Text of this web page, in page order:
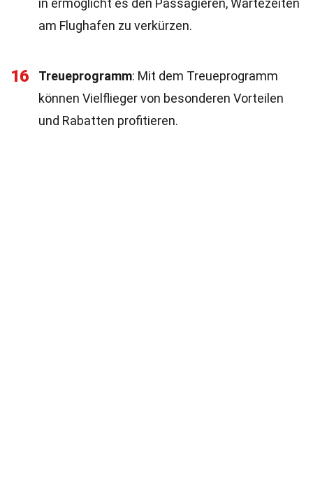
in ermöglicht es den Passagieren, Wartezeiten
am Flughafen zu verkürzen.
16 Treueprogramm: Mit dem Treueprogramm
können Vielflieger von besonderen Vorteilen
und Rabatten profitieren.